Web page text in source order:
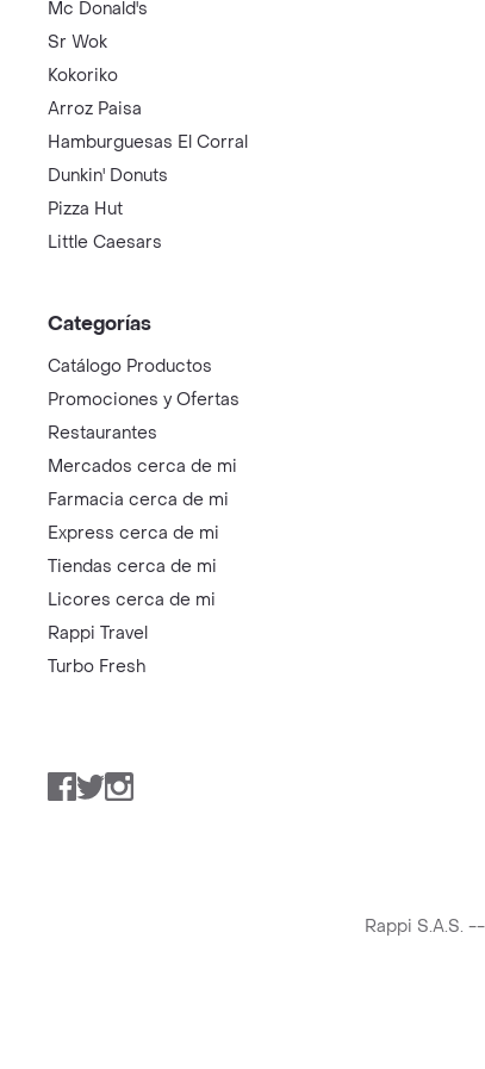
Mc Donald's
Sr Wok
Kokoriko
Arroz Paisa
Hamburguesas El Corral
Dunkin' Donuts
Pizza Hut
Little Caesars
Categorías
Catálogo Productos
Promociones y Ofertas
Restaurantes
Mercados cerca de mi
Farmacia cerca de mi
Express cerca de mi
Tiendas cerca de mi
Licores cerca de mi
Rappi Travel
Turbo Fresh
Facebook
TwitterInstagram
Rappi S.A.S.